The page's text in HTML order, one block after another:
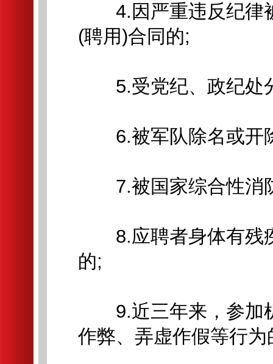
4.因严重违反纪律
(聘用)合同的;
5.受党纪、政纪处
6.被军队除名或开
7.被国家综合性消
8.应聘者身体有残
的;
9.近三年来，参加
作弊、弄虚作假等行为